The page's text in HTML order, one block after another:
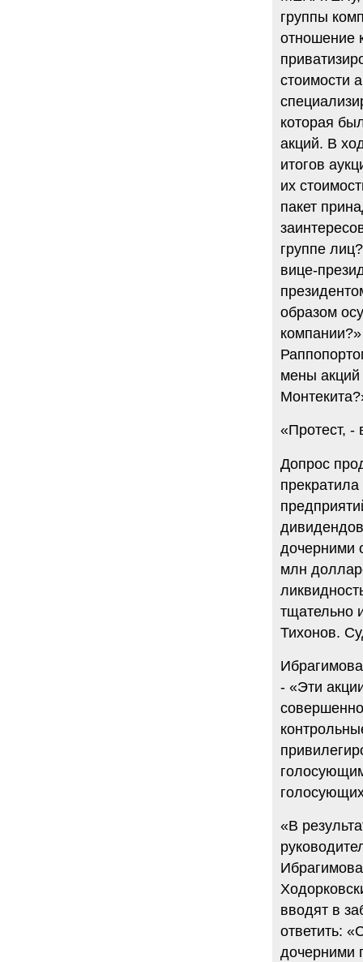
группы
отношение
стоимости
которая
акций. В
итогов
их
пакет
группе
вице-
образом
мены
«Протест, -
Допрос
дочерними
млн
тщательно
Тихонов.
- «Эти
«В
вводят в
ответить:
дочерними